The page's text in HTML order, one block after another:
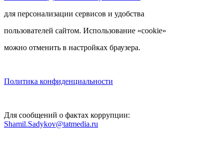
для персонализации сервисов и удобства
пользователей сайтом. Использование «cookie»
можно отменить в настройках браузера.
Политика конфиденциальности
Для сообщений о фактах коррупции:
Shamil.Sadykov@tatmedia.ru